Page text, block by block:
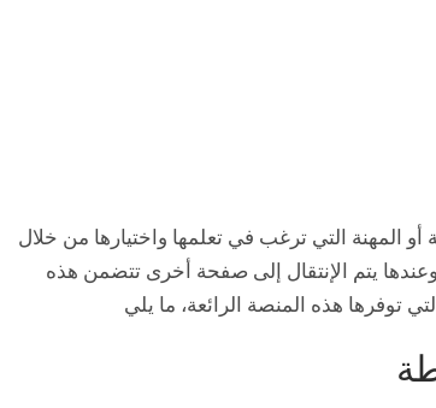
المهنة التي ترغب في تعلمها واختيارها من خلال
يتم الإنتقال إلى صفحة أخرى تتضمن هذه
هذه المنصة الرائعة، ما يلي